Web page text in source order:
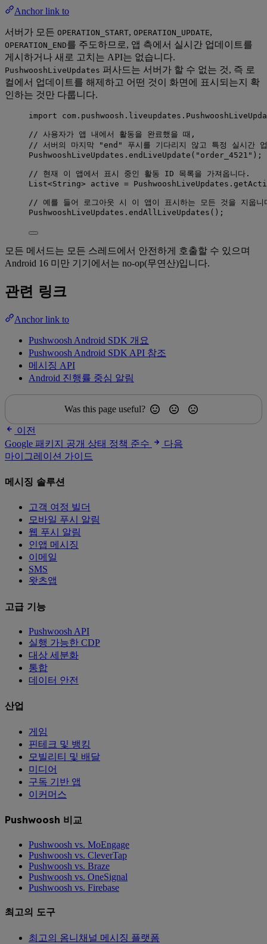
Anchor link to
서버가 모든 OPERATION_START, OPERATION_UPDATE,
OPERATION_END를 주도하므로, 앱 측에서 실시간 업데이트를
게시하거나 새로 고치는 API는 없습니다.
PushwooshLiveUpdates 퍼사드는 서버가 할 수 없는 것, 즉 로
컬에서 업데이트를 해제하고 어떤 것이 화면에 표시되는지 확
인하는 것만 다룹니다.
import
// 사용자가 앱 내에서 활동을 완료했을 때,
// 서버의 마지막 "end" 푸시를 기다리지 않고 특정 실시간 업
PushwooshLiveUpdates . endLiveUpdate ( " order_4521 " ) ;
// 현재 이 앱에서 표시 중인 활동 ID 목록을 가져옵니다.
List<String> active = PushwooshLiveUpdates .
// 예를 들어 로그아웃 시 이 앱이 표시하는 모든 것을 지웁니
PushwooshLiveUpdates . endAllLiveUpdates () ;
모든 메서드는 모든 스레드에서 안전하게 호출할 수 있으며
Android 16 미만 기기에서는 no-op(무연산)입니다.
관련 링크
Anchor link to
Pushwoosh Android SDK 개요
Pushwoosh Android SDK API 참조
메시징 API
Android 진행률 중심 알림
Was this page useful?
이전
Google 패키지 공개 상태 정책 준수
다음
마이그레이션 가이드
메시징 솔루션
고객 여정 빌더
모바일 푸시 알림
웹 푸시 알림
인앱 메시징
이메일
SMS
왓츠앱
고급 기능
Pushwoosh API
실행 가능한 CDP
대상 세분화
통합
데이터 안전
산업
게임
핀테크 및 뱅킹
모빌리티 및 배달
미디어
구독 기반 앱
이커머스
Pushwoosh 비교
Pushwoosh vs. MoEngage
Pushwoosh vs. CleverTap
Pushwoosh vs. Braze
Pushwoosh vs. OneSignal
Pushwoosh vs. Firebase
최고의 도구
최고의 옴니채널 메시징 플랫폼